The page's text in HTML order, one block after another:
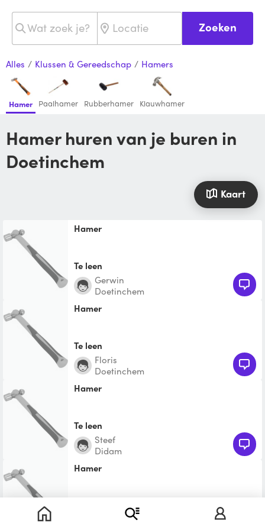
Zoeken
Alles / Klussen & Gereedschap / Hamers
Hamer Paalhamer Rubberhamer Klauwhamer
Hamer huren van je buren in
Doetinchem
Kaart
Hamer
Te leen
Gerwin
Doetinchem
Hamer
Te leen
Floris
Doetinchem
Hamer
Te leen
steef
Didam
Hamer
Charlotte